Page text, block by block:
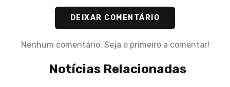
DEIXAR COMENTÁRIO
Nenhum comentário. Seja o primeiro a comentar!
Notícias Relacionadas